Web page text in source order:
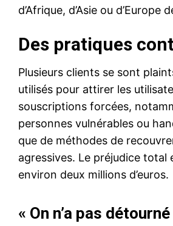
d’Afrique, d’Asie ou d’Europe
Des pratiques
Plusieurs clients se sont
utilisés pour attirer les
souscriptions forcées,
personnes vulnérables ou
que de méthodes de
agressives. Le préjudice total
environ deux millions d’euros.
« On n’a pas